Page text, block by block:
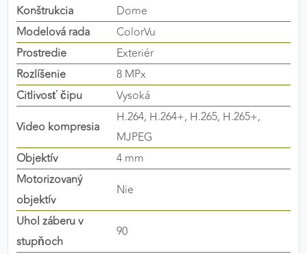
Konštrukcia
Dome
Modelová rada
ColorVu
Prostredie
Exteriér
Rozlíšenie
8 MPx
Citlivosť čipu
Vysoká
Video kompresia
H.264, H.264+, H.265, H.265+,
MJPEG
Objektív
4 mm
Motorizovaný
objektív
Nie
Uhol záberu v
stupňoch
90
výkon a funkčnosť našich stránok.
Google Analytics
Poskytovateľ:
MARKETINGOVÉ COOKIES
Marketingové cookies sa používajú na sledovanie
správania používateľov naprieč webovými
stránkami. Umožňujú nám a našim partnerom
zobrazovať cielenú a relevantnú reklamu, a to na
našom webe aj v reklamných sieťach tretích strán.
Google Ads